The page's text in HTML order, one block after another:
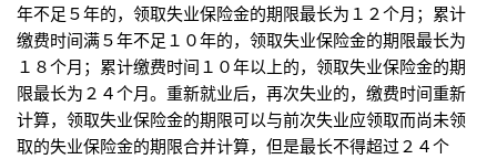
年不足５年的，领取失业保险金的期限最长为１２个月；累计
缴费时间满５年不足１０年的，领取失业保险金的期限最长为
１８个月；累计缴费时间１０年以上的，领取失业保险金的期
限最长为２４个月。重新就业后，再次失业的，缴费时间重新
计算，领取失业保险金的期限可以与前次失业应领取而尚未领
取的失业保险金的期限合并计算，但是最长不得超过２４个